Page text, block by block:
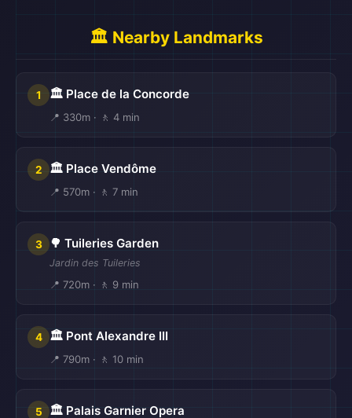
🏛️ Nearby Landmarks
1 🏛️ Place de la Concorde
📍 330m · 🚶 4 min
2 🏛️ Place Vendôme
📍 570m · 🚶 7 min
3 🌳 Tuileries Garden
Jardin des Tuileries
📍 720m · 🚶 9 min
4 🏛️ Pont Alexandre III
📍 790m · 🚶 10 min
5 🏛️ Palais Garnier Opera